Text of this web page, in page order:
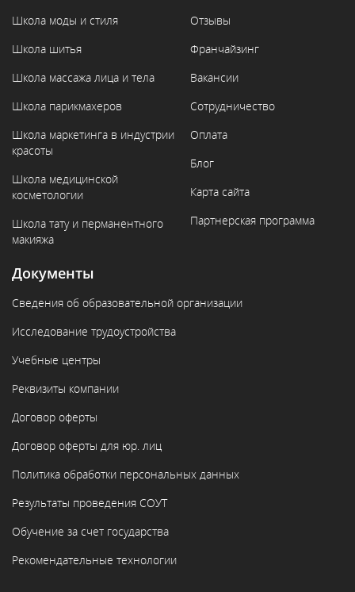
Школа моды и стиля
Школа шитья
Школа массажа лица и тела
Школа парикмахеров
Школа маркетинга в индустрии
красоты
Школа медицинской
косметологии
Школа тату и перманентного
макияжа
Отзывы
Франчайзинг
Вакансии
Сотрудничество
Оплата
Блог
Карта сайта
Партнерская программа
Документы
Сведения об образовательной организации
Исследование трудоустройства
Учебные центры
Реквизиты компании
Договор оферты
Договор оферты для юр. лиц
Политика обработки персональных данных
Результаты проведения СОУТ
Обучение за счет государства
Рекомендательные технологии